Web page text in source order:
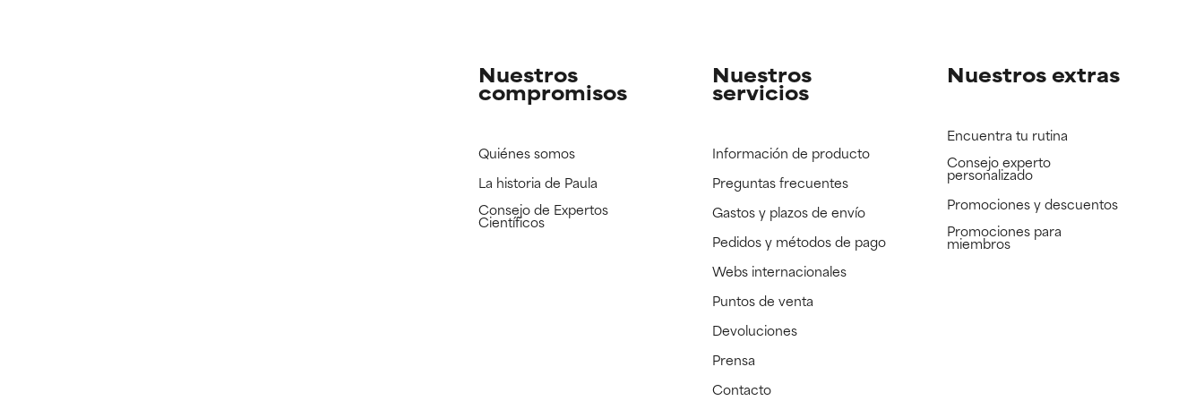
Nuestros
compromisos
Quiénes somos
La historia de Paula
Consejo de Expertos
Científicos
Nuestros
servicios
Información de producto
Preguntas frecuentes
Gastos y plazos de envío
Pedidos y métodos de pago
Webs internacionales
Puntos de venta
Devoluciones
Prensa
Contacto
Nuestros extras
Encuentra tu rutina
Consejo experto
personalizado
Promociones y descuentos​
Promociones para
miembros